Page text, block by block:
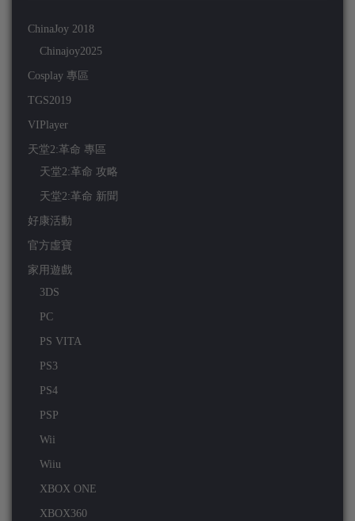
ChinaJoy 2018
Chinajoy2025
Cosplay 專區
TGS2019
VIPlayer
天堂2:革命 專區
天堂2:革命 攻略
天堂2:革命 新聞
好康活動
官方虛寶
家用遊戲
3DS
PC
PS VITA
PS3
PS4
PSP
Wii
Wiiu
XBOX ONE
XBOX360